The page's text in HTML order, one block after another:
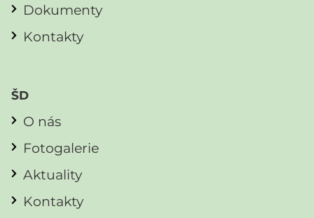
Dokumenty
Kontakty
ŠD
O nás
Fotogalerie
Aktuality
Kontakty